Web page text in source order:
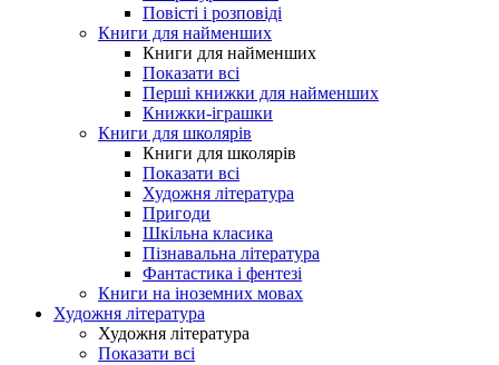
Повісті і розповіді
Книги для найменших
Книги для найменших
Показати всі
Перші книжки для найменших
Книжки-іграшки
Книги для школярів
Книги для школярів
Показати всі
Художня література
Пригоди
Шкільна класика
Пізнавальна література
Фантастика і фентезі
Книги на іноземних мовах
Художня література
Художня література
Показати всі